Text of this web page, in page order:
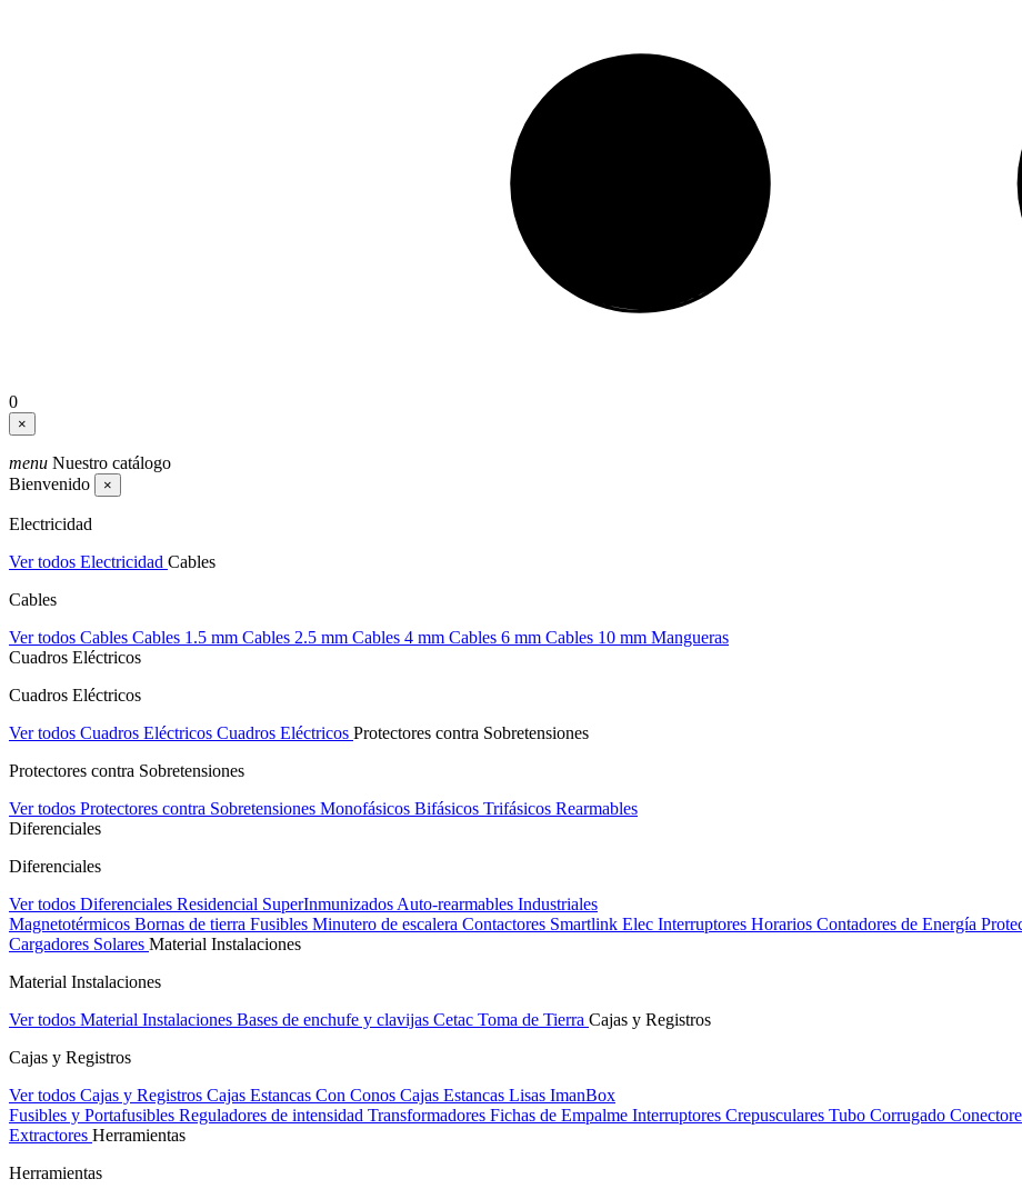
0
×
menu Nuestro catálogo
Bienvenido
×
Electricidad
Ver todos Electricidad Cables
Cables
Ver todos Cables Cables 1.5 mm Cables 2.5 mm Cables 4 mm Cables 6 mm Cables 10 mm Mangueras
Cuadros Eléctricos
Cuadros Eléctricos
Ver todos Cuadros Eléctricos Cuadros Eléctricos Protectores contra Sobretensiones
Protectores contra Sobretensiones
Ver todos Protectores contra Sobretensiones Monofásicos Bifásicos Trifásicos Rearmables
Diferenciales
Diferenciales
Ver todos Diferenciales Residencial SuperInmunizados Auto-rearmables Industriales
Magnetotérmicos Bornas de tierra Fusibles Minutero de escalera Contactores Smartlink Elec Interruptores Horarios Contadores de Energía
Cargadores Solares Material Instalaciones
Material Instalaciones
Ver todos Material Instalaciones Bases de enchufe y clavijas Cetac Toma de Tierra Cajas y Registros
Cajas y Registros
Ver todos Cajas y Registros Cajas Estancas Con Conos Cajas Estancas Lisas ImanBox
Fusibles y Portafusibles Reguladores de intensidad Transformadores Fichas de Empalme Interruptores Crepusculares Tubo Corrugado
Extractores Herramientas
Herramientas